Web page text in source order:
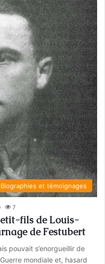
et témoignages
7
fils de Louis-
de Festubert
pouvait s’enorgueillir de
mondiale et, hasard